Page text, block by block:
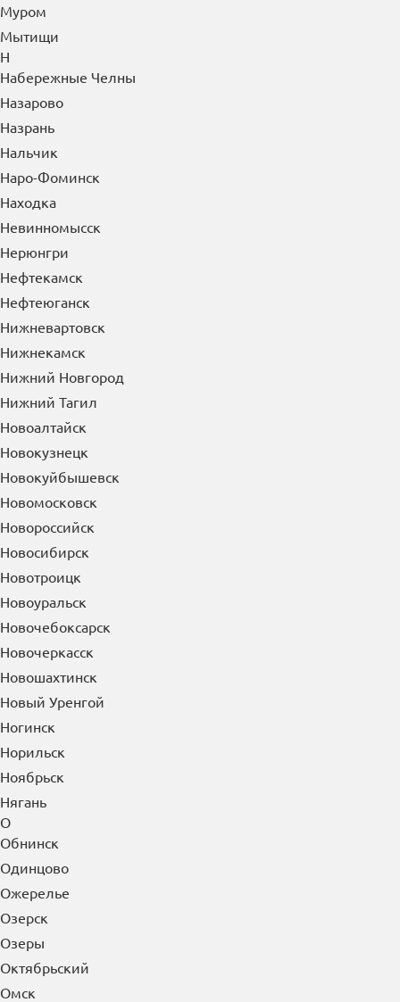
Муром
Мытищи
Н
Набережные Челны
Назарово
Назрань
Нальчик
Наро-Фоминск
Находка
Невинномысск
Нерюнгри
Нефтекамск
Нефтеюганск
Нижневартовск
Нижнекамск
Нижний Новгород
Нижний Тагил
Новоалтайск
Новокузнецк
Новокуйбышевск
Новомосковск
Новороссийск
Новосибирск
Новотроицк
Новоуральск
Новочебоксарск
Новочеркасск
Новошахтинск
Новый Уренгой
Ногинск
Норильск
Ноябрьск
Нягань
О
Обнинск
Одинцово
Ожерелье
Озерск
Озеры
Октябрьский
Омск